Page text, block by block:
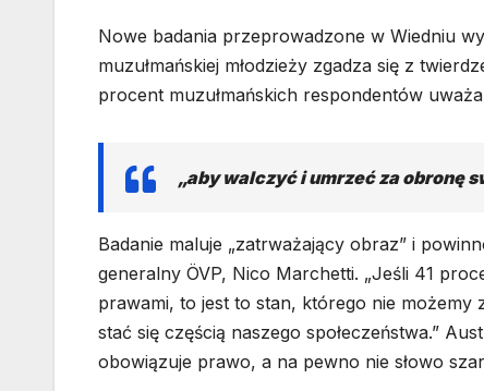
Nowe badania przeprowadzone w Wiedniu
muzułmańskiej młodzieży zgadza się z
procent muzułmańskich respondentów
„aby walczyć i umrzeć za obronę
Badanie maluje „zatrważający obraz” i
generalny ÖVP, Nico Marchetti. „Jeśli 41
prawami, to jest to stan, którego nie
stać się częścią naszego społeczeństwa.”
obowiązuje prawo, a na pewno nie słowo